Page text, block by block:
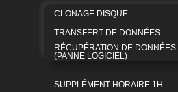
CLONAGE DISQUE
TRANSFERT DE DONNÉES
RÉCUPÉRATION DE DONNÉES
(PANNE LOGICIEL)
SUPPLÉMENT HORAIRE 1H